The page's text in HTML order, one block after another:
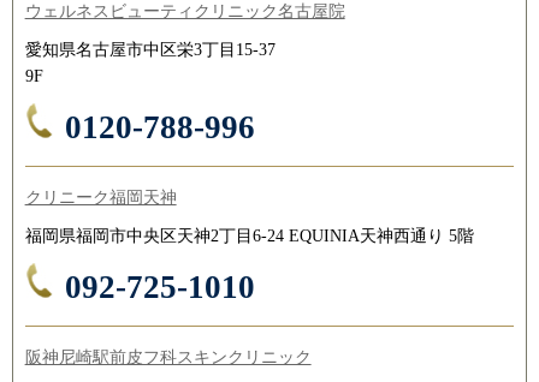
ウェルネスビューティクリニック名古屋院
愛知県名古屋市中区栄3丁目15-37
9F
0120-788-996
クリニーク福岡天神
福岡県福岡市中央区天神2丁目6-24 EQUINIA天神西通り 5階
092-725-1010
阪神尼崎駅前皮フ科スキンクリニック